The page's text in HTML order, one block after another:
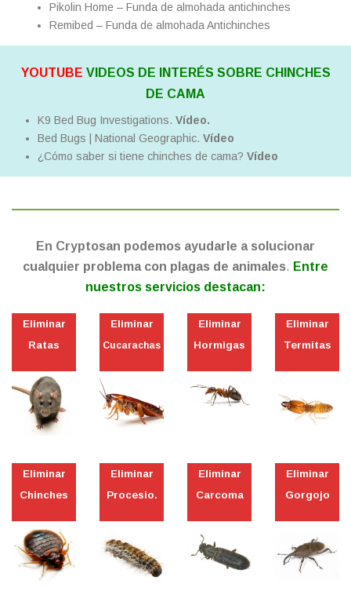
Pikolin Home – Funda de almohada antichinches
Remibed – Funda de almohada Antichinches
YOUTUBE VIDEOS DE INTERÉS SOBRE CHINCHES
DE CAMA
K9 Bed Bug Investigations. Vídeo.
Bed Bugs | National Geographic. Vídeo
¿Cómo saber si tiene chinches de cama? Vídeo
En Cryptosan podemos ayudarle a solucionar
cualquier problema con plagas de animales. Entre
nuestros servicios destacan:
Eliminar
Ratas
Eliminar
Cucarachas
Eliminar
Hormigas
Eliminar
Termitas
Eliminar
Chinches
Eliminar
Procesio.
Eliminar
Carcoma
Eliminar
Gorgojo